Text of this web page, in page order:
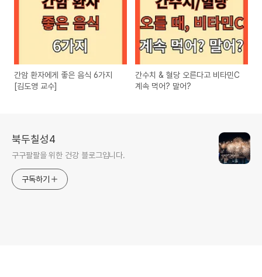
간암 환자에게 좋은 음식 6가지
[김도영 교수]
간수치 & 혈당 오른다고 비타민C
계속 먹어? 말어?
북두칠성4
구구팔팔을 위한 건강 블로그입니다.
구독하기